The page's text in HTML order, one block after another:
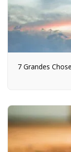
7 Grandes